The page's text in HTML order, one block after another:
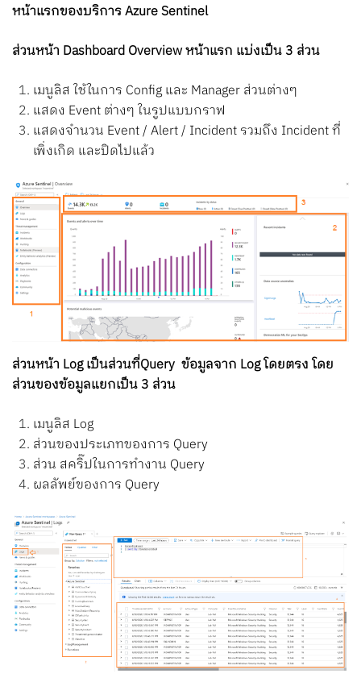
หน้าแรกของบริการ Azure Sentinel
ส่วนหน้า Dashboard Overview หน้าแรก แบ่งเป็น 3 ส่วน
เมนูลิส ใช้ในการ Config และ Manager ส่วนต่างๆ
แสดง Event ต่างๆ ในรูปแบบกราฟ
แสดงจำนวน Event / Alert / Incident รวมถึง Incident ที่
เพิ่งเกิด และปิดไปแล้ว
ส่วนหน้า Log เป็นส่วนที่Query ข้อมูลจาก Log โดยตรง โดย
ส่วนของข้อมูลแยกเป็น 3 ส่วน
เมนูลิส Log
ส่วนของประเภทของการ Query
ส่วน สคริ๊ปในการทำงาน Query
ผลลัพย์ของการ Query